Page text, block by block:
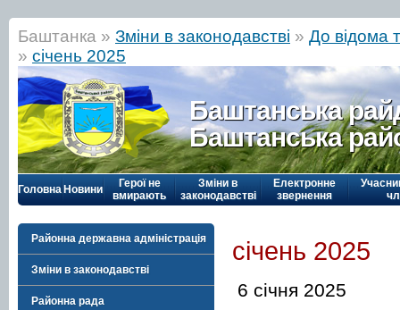
Баштанка » Зміни в законодавстві » До відома
» січень 2025
Баштанська
Баштанська
Головна Новини
Герої не
вмирають
Зміни в
законодавстві
Електронне
звернення
Районна державна адміністрація
Зміни в законодавстві
Районна рада
січень 2025
6 січня 2025